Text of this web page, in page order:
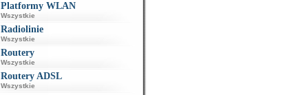
Platformy WLAN
Wszystkie
Radiolinie
Wszystkie
Routery
Wszystkie
Routery ADSL
Wszystkie